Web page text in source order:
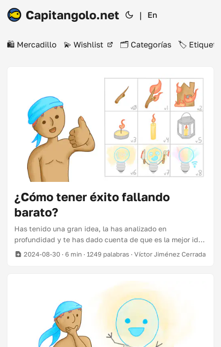
Capitangolo.net | En
🛍️ Mercadillo 💫 Wishlist 🗂️ Categorías 🏷️
¿Cómo tener éxito fallando
barato?
Has tenido una gran idea, la has analizado en
profundidad y te has dado cuenta de que es la mejor ida
del mundo. 🐓. Tienes un gran plan, nada puede fallar, lo
completa del tirón. Tu equipo se pega trabajando duro
varios meses. Y cuando sale a la luz, resulta que no has
tenido en cuenta a los usuarios, a nadie le gusta tu
producto. Un fracaso total. ...
2024-08-30 · 6 min · 1249 palabras · Víctor Jiménez Cerrada